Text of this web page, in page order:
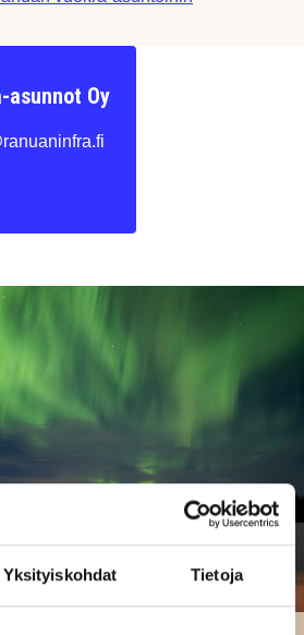
Yksityiskohdat Tietoja
asunnot Oy